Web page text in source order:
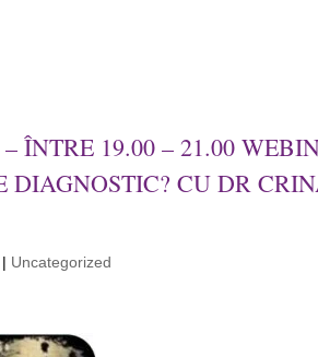
ÎNTRE 19.00 – 21.00
CU DR
| Uncategorized